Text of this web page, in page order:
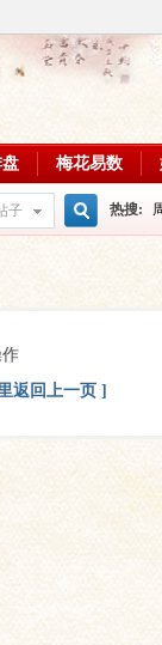
梅花易数
子 热搜:
周易教
每日一
返回上一页 ]